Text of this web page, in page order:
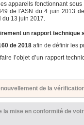
appareils fonctionnant
de l'ASN du 4 juin 2013
du 13 juin 2017.
un rapport technique
de 2018 afin de définir les
l’objet d’un rapport
de la
mise en conformité de